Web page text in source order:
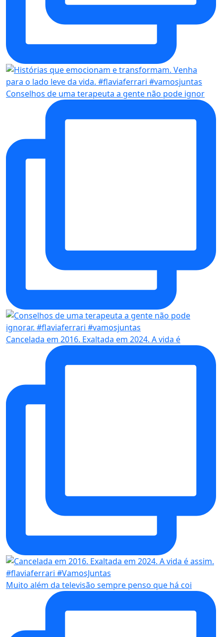
Conselhos de uma terapeuta a gente não pode ignor
Cancelada em 2016. Exaltada em 2024. A vida é
Muito além da televisão sempre penso que há coi